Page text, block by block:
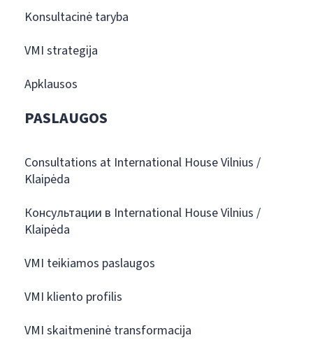
Konsultacinė taryba
VMI strategija
Apklausos
PASLAUGOS
Consultations at International House Vilnius /
Klaipėda
Консультации в International House Vilnius /
Klaipėda
VMI teikiamos paslaugos
VMI kliento profilis
VMI skaitmeninė transformacija